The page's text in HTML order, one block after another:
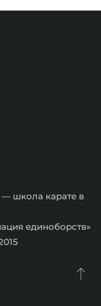
школа карате в
единоборств»